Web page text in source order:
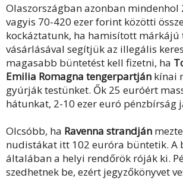
Olaszországban azonban mindenhol
vagyis 70-420 ezer forint közötti
kockáztatunk, ha hamisított márkájú
vásárlásával segítjük az illegális
magasabb büntetést kell fizetni, ha
Emilia Romagna tengerpartján kínai
gyúrják testünket. Ők 25 euróért
hátunkat, 2-10 ezer euró pénzbírság
Olcsóbb, ha Ravenna strandján
nudistákat itt 102 euróra büntetik. A
általában a helyi rendőrök róják ki.
szedhetnek be, ezért jegyzőkönyvet